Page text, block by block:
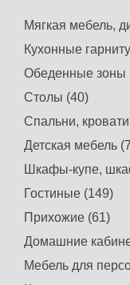
Мягкая мебель,
Кухонные
Обеденные зоны
Столы (40)
Спальни,
Детская мебель
Шкафы-купе,
Гостиные (149)
Прихожие (61)
Домашние
Мебель для